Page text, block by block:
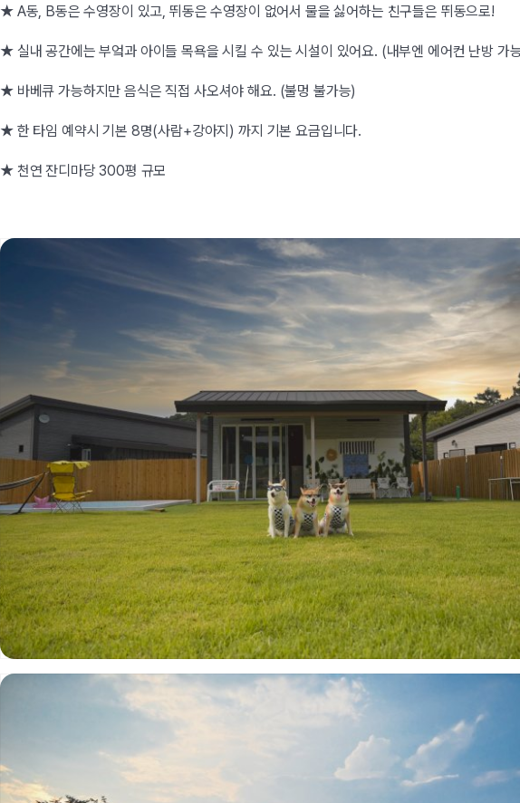
★ A동, B동은 수영장이 있고, 뛰동은 수영장이 없어서 물을 싫어하는 친구들은 뛰동으로!
★ 실내 공간에는 부엌과 아이들 목욕을 시킬 수 있는 시설이 있어요. (내부엔 에어컨 난방 가
★ 바베큐 가능하지만 음식은 직접 사오셔야 해요. (불멍 불가능)
★ 한 타임 예약시 기본 8명(사람+강아지) 까지 기본 요금입니다.
★ 천연 잔디마당 300평 규모